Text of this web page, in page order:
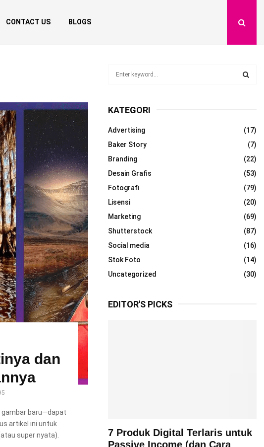
CONTACT US BLOGS
dan
baru—dapat
artikel ini untuk
super nyata).
c
f
o
:
A
R
C
H
KATEGORI
Advertising
(17)
Baker Story
(7)
Branding
(22)
Desain Grafis
(53)
Fotografi
(79)
Lisensi
(20)
Marketing
(69)
Shutterstock
(87)
Social media
(16)
Stok Foto
(14)
Uncategorized
(30)
EDITOR'S PICKS
7 Produk Digital Terlaris untuk
Passive Income (dan Cara